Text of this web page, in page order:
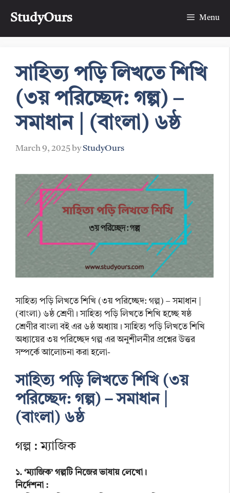
StudyOurs Menu
সাহিত্য পড়ি লিখতে শিখি
(৩য় পরিচ্ছেদ: গল্প) –
সমাধান | (বাংলা) ৬ষ্ঠ
March 9, 2025 byStudyOurs
সাহিত্য পড়ি লিখতে শিখি (৩য় পরিচ্ছেদ: গল্প) – সমাধান |
(বাংলা) ৬ষ্ঠ শ্রেণী। সাহিত্য পড়ি লিখতে শিখি হচ্ছে ষষ্ঠ
শ্রেণীর বাংলা বই এর ৬ষ্ঠ অধ্যায়। সাহিত্য পড়ি লিখতে শিখি
অধ্যায়ের ৩য় পরিচ্ছেদ গল্প এর অনুশীলনীর প্রশ্নের উত্তর
সম্পর্কে আলোচনা করা হলো-
সাহিত্য পড়ি লিখতে শিখি (৩য়
পরিচ্ছেদ: গল্প) – সমাধান |
(বাংলা) ৬ষ্ঠ
গল্প : ম্যাজিক
১. ‘ম্যাজিক’ গল্পটি নিজের ভাষায় লেখো।
নির্দেশনা :